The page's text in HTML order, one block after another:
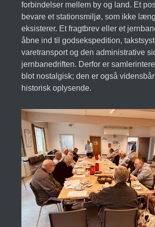
forbindelser mellem by og land. Et
bevare et stationsmiljø, som ikke
eksisterer. Et fragtbrev eller et
åbne ind til godsekspedition,
varetransport og den administrative
jernbanedriften. Derfor er
blot nostalgisk; den er også
historisk oplysende.